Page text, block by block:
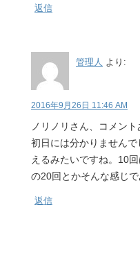
返信
管理人 より:
2016年9月26日 11:46 AM
ノリノリさん、コメント
初日には分かりません
えるみたいですね。10
の20回とかそんな感じで
返信